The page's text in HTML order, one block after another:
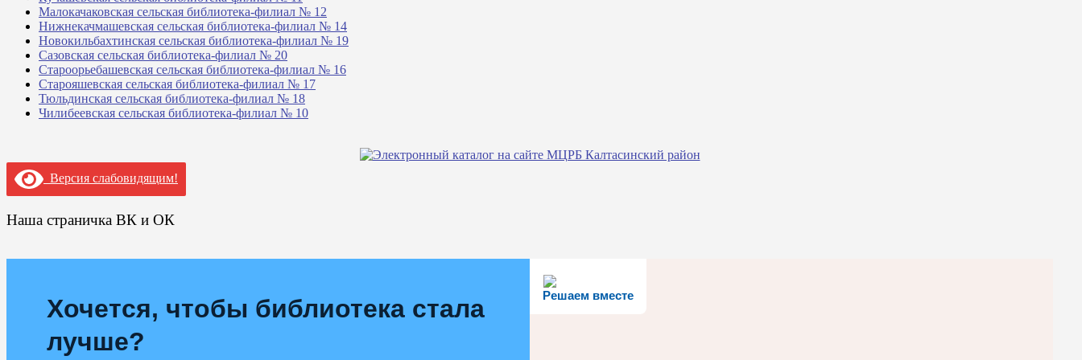
Малокачаковская сельская библиотека-филиал № 12
Нижнекачмашевская сельская библиотека-филиал № 14
Новокильбахтинская сельская библиотека-филиал № 19
Сазовская сельская библиотека-филиал № 20
Староорьебашевская сельская библиотека-филиал № 16
Старояшевская сельская библиотека-филиал № 17
Тюльдинская сельская библиотека-филиал № 18
Чилибеевская сельская библиотека-филиал № 10
Версия слабовидящим!
Наша страничка ВК и ОК
Решаем вместе
Хочется, чтобы библиотека стала
лучше?